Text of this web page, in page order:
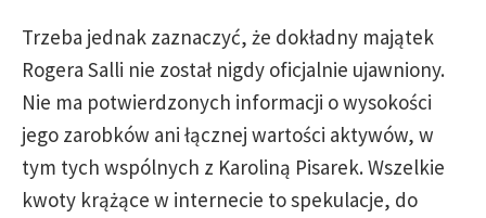
Trzeba jednak zaznaczyć, że dokładny majątek
Rogera Salli nie został nigdy oficjalnie ujawniony.
Nie ma potwierdzonych informacji o wysokości
jego zarobków ani łącznej wartości aktywów, w
tym tych wspólnych z Karoliną Pisarek. Wszelkie
kwoty krążące w internecie to spekulacje, do